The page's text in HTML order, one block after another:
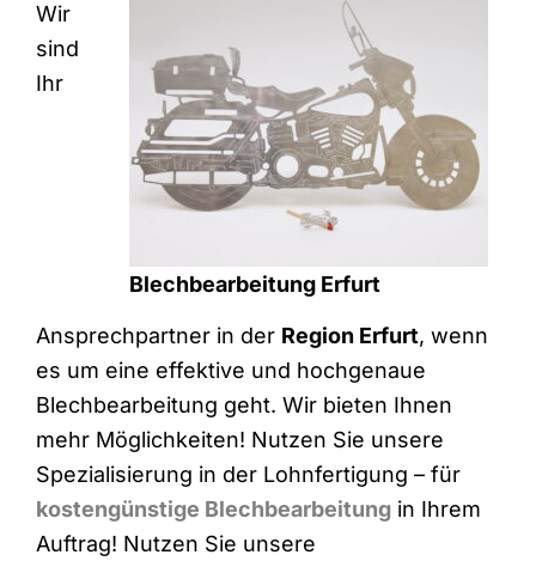
Blechbearbeitung Erfurt
Wir
sind
Ihr
Ansprechpartner in der Region Erfurt, wenn
es um eine effektive und hochgenaue
Blechbearbeitung geht. Wir bieten Ihnen
mehr Möglichkeiten! Nutzen Sie unsere
Spezialisierung in der Lohnfertigung – für
kostengünstige Blechbearbeitung in Ihrem
Auftrag! Nutzen Sie unsere